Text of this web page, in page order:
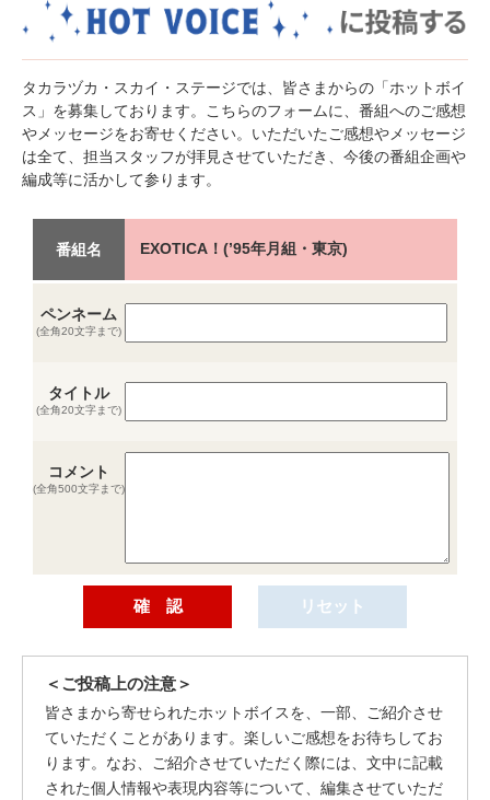
タカラヅカ・スカイ・ステージでは、皆さまからの「ホットボイ
ス」を募集しております。こちらのフォームに、番組へのご感想
やメッセージをお寄せください。いただいたご感想やメッセージ
は全て、担当スタッフが拝見させていただき、今後の番組企画や
編成等に活かして参ります。
番組名 EXOTICA！(’95年月組・東京)
ペンネーム
(全角20文字まで)
タイトル
(全角20文字まで)
コメント
(全角500文字まで)
＜ご投稿上の注意＞
皆さまから寄せられたホットボイスを、一部、ご紹介させ
ていただくことがあります。楽しいご感想をお待ちしてお
ります。なお、ご紹介させていただく際には、文中に記載
された個人情報や表現内容等について、編集させていただ